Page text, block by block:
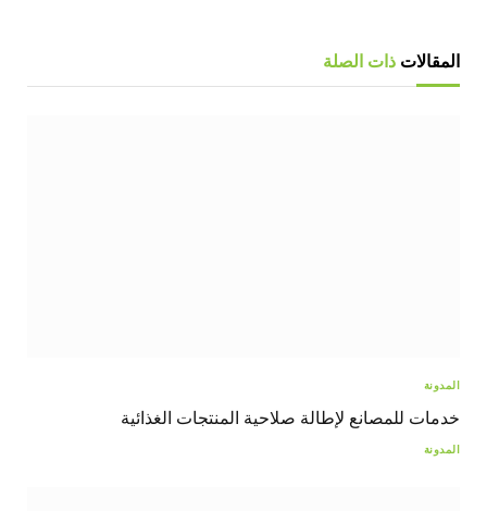
المقالات ذات الصلة
المدونة
خدمات للمصانع لإطالة صلاحية المنتجات الغذائية
المدونة